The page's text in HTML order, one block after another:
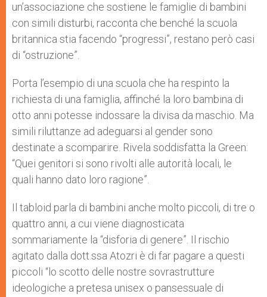
un’associazione che sostiene le famiglie di bambini
con simili disturbi, racconta che benché la scuola
britannica stia facendo “progressi”, restano però casi
di “ostruzione”.
Porta l’esempio di una scuola che ha respinto la
richiesta di una famiglia, affinché la loro bambina di
otto anni potesse indossare la divisa da maschio. Ma
simili riluttanze ad adeguarsi al gender sono
destinate a scomparire. Rivela soddisfatta la Green:
“Quei genitori si sono rivolti alle autorità locali, le
quali hanno dato loro ragione”.
Il tabloid parla di bambini anche molto piccoli, di tre o
quattro anni, a cui viene diagnosticata
sommariamente la “disforia di genere”. Il rischio
agitato dalla dott.ssa Atozri è di far pagare a questi
piccoli “lo scotto delle nostre sovrastrutture
ideologiche a pretesa unisex o pansessuale di